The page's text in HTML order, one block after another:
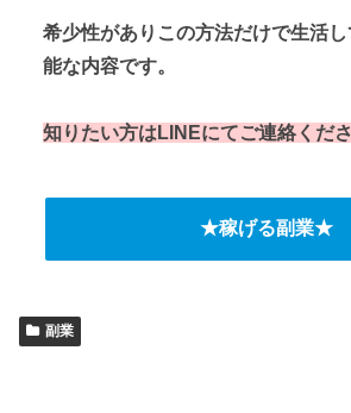
希少性がありこの方法だけで生活
能な内容です。
知りたい方はLINEにてご連絡くださ
★稼げる副業★
副業